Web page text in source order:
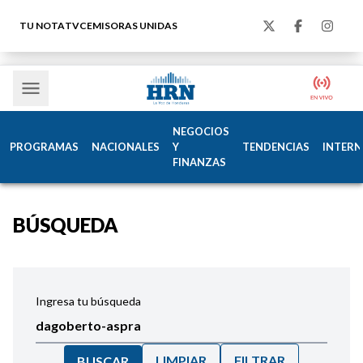
TU NOTATVCEMISORAS UNIDAS
PROGRAMAS NACIONALES
NEGOCIOS
Y
FINANZAS
TENDENCIAS
BÚSQUEDA
Ingresa tu búsqueda